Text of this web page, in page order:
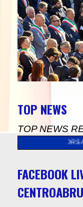
TOP NEWS
TOP NEWS
PRESSO IL
FACEBOOK